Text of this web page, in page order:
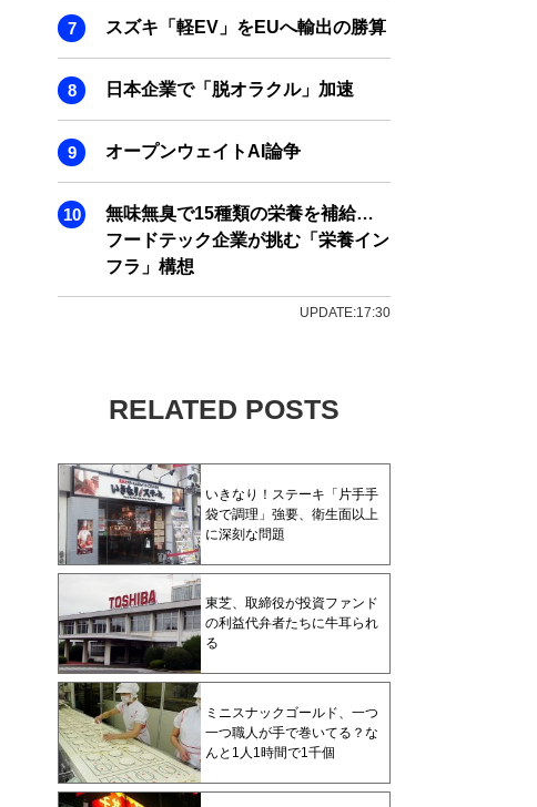
スズキ「軽EV」をEUへ輸出の勝算
日本企業で「脱オラクル」加速
オープンウェイトAI論争
無味無臭で15種類の栄養を補給…
フードテック企業が挑む「栄養イン
フラ」構想
UPDATE:17:30
RELATED POSTS
いきなり！ステーキ「片手手
袋で調理」強要、衛生面以上
に深刻な問題
東芝、取締役が投資ファンド
の利益代弁者たちに牛耳られ
る
ミニスナックゴールド、一つ
一つ職人が手で巻いてる？な
んと1人1時間で1千個